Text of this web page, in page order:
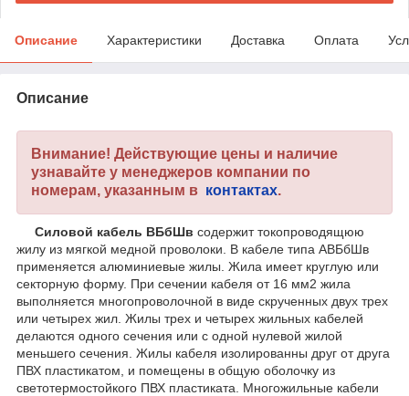
Описание Характеристики Доставка Оплата
Описание
Внимание! Действующие цены и наличие
узнавайте у менеджеров компании по
номерам, указанным в контактах.
Силовой кабель ВБбШв содержит токопроводящюю
жилу из мягкой медной проволоки. В кабеле типа АВБбШв
применяется алюминиевые жилы. Жила имеет круглую или
секторную форму. При сечении кабеля от 16 мм2 жила
выполняется многопроволочной в виде скрученных двух трех
или четырех жил. Жилы трех и четырех жильных кабелей
делаются одного сечения или с одной нулевой жилой
меньшего сечения. Жилы кабеля изолированны друг от друга
ПВХ пластикатом, и помещены в общую оболочку из
светотермостойкого ПВХ пластиката. Многожильные кабели